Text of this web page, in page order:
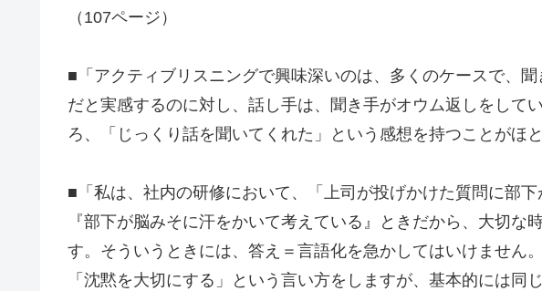
（107ページ）
■「アクティブリスニングで興味深いのは、多くのケースで、
だと実感するのに対し、話し手は、聞き手がオウム返しをして
ろ、「じっくり話を聞いてくれた」という感想を持つことがほ
■「私は、社内の研修において、「上司が投げかけた質問に部下
『部下が脳みそに汗をかいて考えている』ときだから、大切な
す。そういうときには、答え＝言語化を急かしてはいけません
「沈黙を大切にする」という言い方をしますが、基本的には同